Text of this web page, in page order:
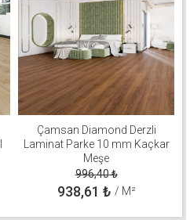
Çamsan Diamond Derzli
Laminat Parke 10 mm Kaçkar
Meşe
996,40₺
938,61 ₺ / M²